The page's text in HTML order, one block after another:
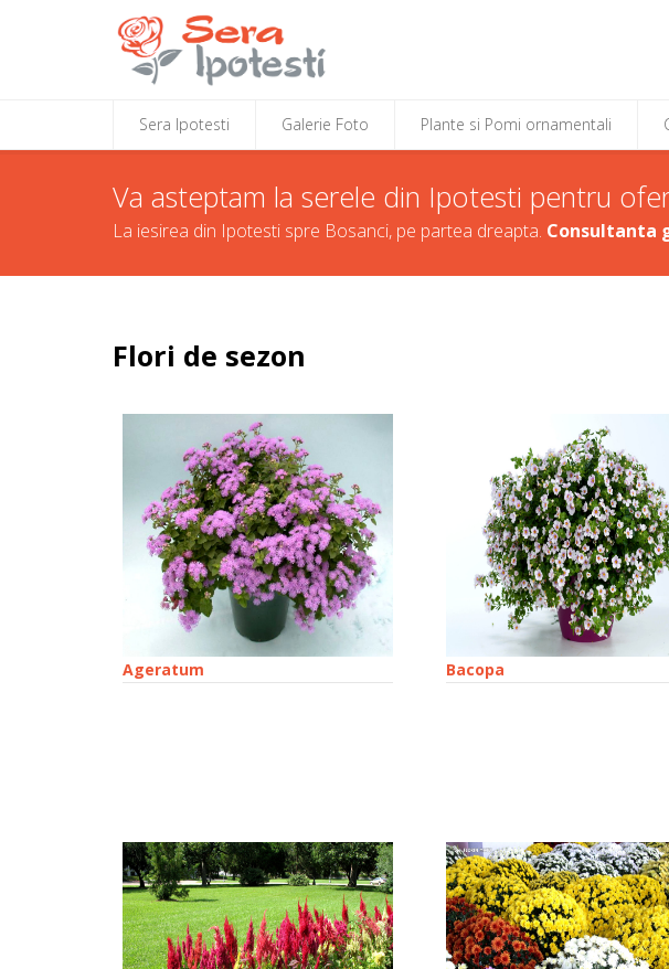
Sera Ipotesti Galerie Foto Plante si Pomi ornamentali
Va asteptam la serele din Ipotesti pentru
La iesirea din Ipotesti spre Bosanci, pe partea dreapta. Consultanta
Flori de sezon
Ageratum Bacopa